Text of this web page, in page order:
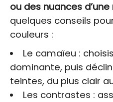
ou des nuances
quelques conseils
couleurs :
Le camaïeu :
dominante, puis
teintes, du plus clair
Les contrastes :